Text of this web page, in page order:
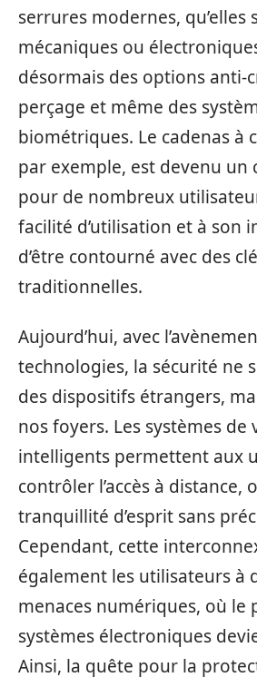
serrures modernes, qu’elles
mécaniques ou
désormais des options anti-
perçage et même des
biométriques. Le cadenas à
par exemple, est devenu un
pour de nombreux
facilité d’utilisation et à son
d’être contourné avec des
traditionnelles.
Aujourd’hui, avec
technologies, la sécurité ne
des dispositifs étrangers,
nos foyers. Les systèmes
intelligents permettent aux
contrôler l’accès à distance,
tranquillité d’esprit sans
Cependant, cette
également les utilisateurs à
menaces numériques, où le
systèmes électroniques
Ainsi, la quête pour la